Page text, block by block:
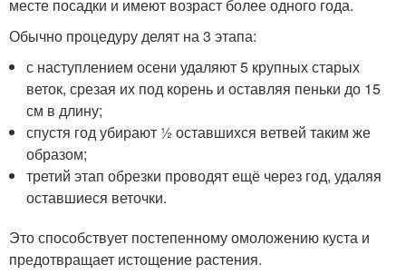
месте посадки и имеют возраст более одного года.
Обычно процедуру делят на 3 этапа:
с наступлением осени удаляют 5 крупных старых
веток, срезая их под корень и оставляя пеньки до 15
см в длину;
спустя год убирают ½ оставшихся ветвей таким же
образом;
третий этап обрезки проводят ещё через год, удаляя
оставшиеся веточки.
Это способствует постепенному омоложению куста и
предотвращает истощение растения.